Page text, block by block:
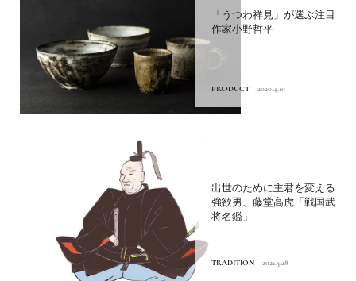
「うつわ祥見」が選ぶ注目
作家小野哲平
PRODUCT 2020.4.10
出世のために主君を変える
強欲男、藤堂高虎「戦国武
将名鑑」
TRADITION 2021.5.28